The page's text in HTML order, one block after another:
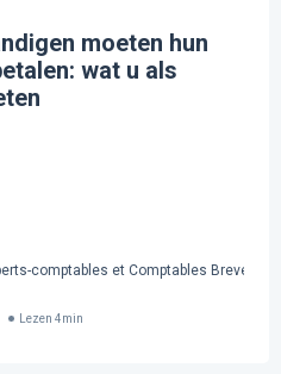
moeten hun
wat u als
comptables et Comptables Brevetés
Lezen 4min